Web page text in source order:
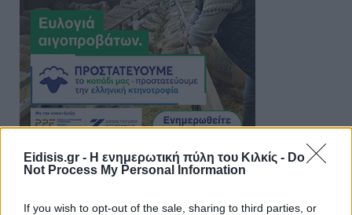
Eidisis.gr - Η ενημερωτική πύλη του Κιλκίς - Do
Not Process My Personal Information
If you wish to opt-out of the sale, sharing to third parties, or